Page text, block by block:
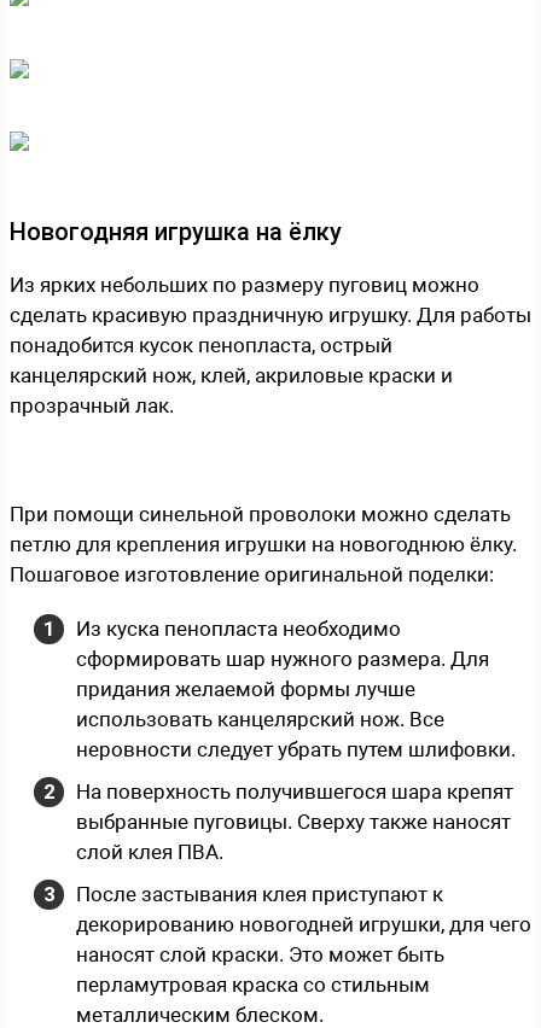
Новогодняя игрушка на ёлку
Из ярких небольших по размеру пуговиц можно
сделать красивую праздничную игрушку. Для работы
понадобится кусок пенопласта, острый
канцелярский нож, клей, акриловые краски и
прозрачный лак.
При помощи синельной проволоки можно сделать
петлю для крепления игрушки на новогоднюю ёлку.
Пошаговое изготовление оригинальной поделки:
Из куска пенопласта необходимо
сформировать шар нужного размера. Для
придания желаемой формы лучше
использовать канцелярский нож. Все
неровности следует убрать путем шлифовки.
На поверхность получившегося шара крепят
выбранные пуговицы. Сверху также наносят
слой клея ПВА.
После застывания клея приступают к
декорированию новогодней игрушки, для чего
наносят слой краски. Это может быть
перламутровая краска со стильным
металлическим блеском.